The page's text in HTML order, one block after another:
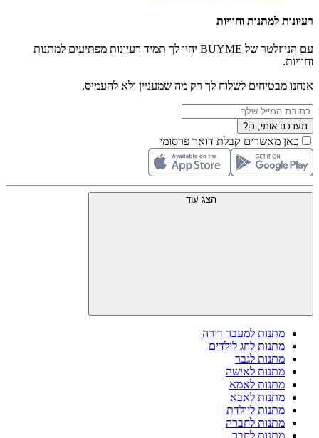
רעיונות למתנות וחוויות
עם הניוזלטר של BUYME יהיו לך תמיד רעיונות מפתיעים למתנות
וחוויות.
אנחנו מבטיחים לשלוח לך רק מה שמעניין ולא להעמיס.
תעדכנו אותי, כן?
כאן מאשרים קבלת דואר פרסומי
הצג עוד
מתנות למעבר דירה
מתנות לחג לילדים
מתנות לגבר
מתנות לאישה
מתנות לאמא
מתנות לאבא
מתנות ליולדת
מתנות לחברה
מתנות לחבר